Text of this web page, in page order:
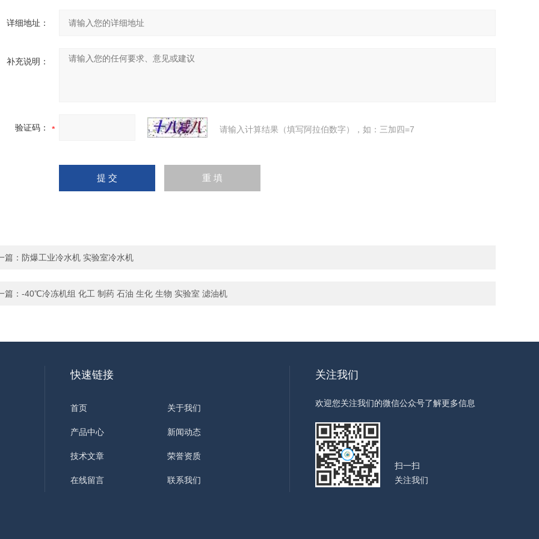
详细地址：
补充说明：
验证码： 请输入计算结果（填写阿拉伯数字），如：三加四=7
篇： 防爆工业冷水机 实验室冷水机
篇： -40℃冷冻机组 化工 制药 石油 生化 生物 实验室 滤油机
快速链接
首页 关于我们
产品中心 新闻动态
技术文章 荣誉资质
在线留言 联系我们
关注我们
欢迎您关注我们的微信公众号了解更多信息
扫一扫
关注我们